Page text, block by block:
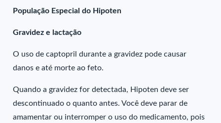
População Especial do Hipoten
Gravidez e lactação
O uso de captopril durante a gravidez pode causar
danos e até morte ao feto.
Quando a gravidez for detectada, Hipoten deve ser
descontinuado o quanto antes. Você deve parar de
amamentar ou interromper o uso do medicamento, pois